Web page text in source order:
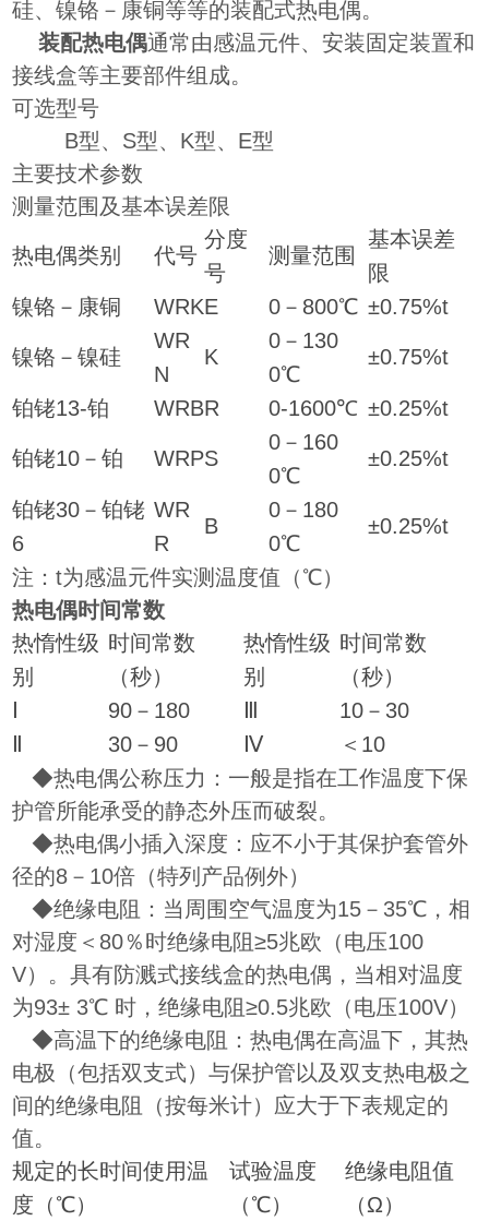
硅、镍铬－康铜等等的装配式热电偶。
装配热电偶通常由感温元件、安装固定装置和
接线盒等主要部件组成。
可选型号
B型、S型、K型、E型
主要技术参数
测量范围及基本误差限
热电偶类别 代号
分度
号
测量范围
基本误差
限
镍铬－康铜
WRKE 0－800℃ ±0.75%t
镍铬－镍硅
WR
N
K
0－130
0℃
±0.75%t
铂铑13-铂 WRBR 0-1600℃ ±0.25%t
铂铑10－铂 WRPS
0－160
0℃
±0.25%t
铂铑30－铂铑
6
WR
R
B
0－180
0℃
±0.25%t
注：t为感温元件实测温度值（℃）
热电偶时间常数
热惰性级
别
时间常数
（秒）
热惰性级
别
时间常数
（秒）
90－180
10－30
30－90 Ⅳ
＜10
◆热电偶公称压力：一般是指在工作温度下保
护管所能承受的静态外压而破裂。
◆热电偶小插入深度：应不小于其保护套管外
径的8－10倍（特列产品例外）
◆绝缘电阻：当周围空气温度为15－35℃，相
对湿度＜80％时绝缘电阻≥5兆欧（电压100
V）。具有防溅式接线盒的热电偶，当相对温度
为93± 3℃ 时，绝缘电阻≥0.5兆欧（电压100V）
◆高温下的绝缘电阻：热电偶在高温下，其热
电极（包括双支式）与保护管以及双支热电极之
间的绝缘电阻（按每米计）应大于下表规定的
值。
规定的长时间使用温
度（℃）
试验温度
（℃）
绝缘电阻值
（Ω）